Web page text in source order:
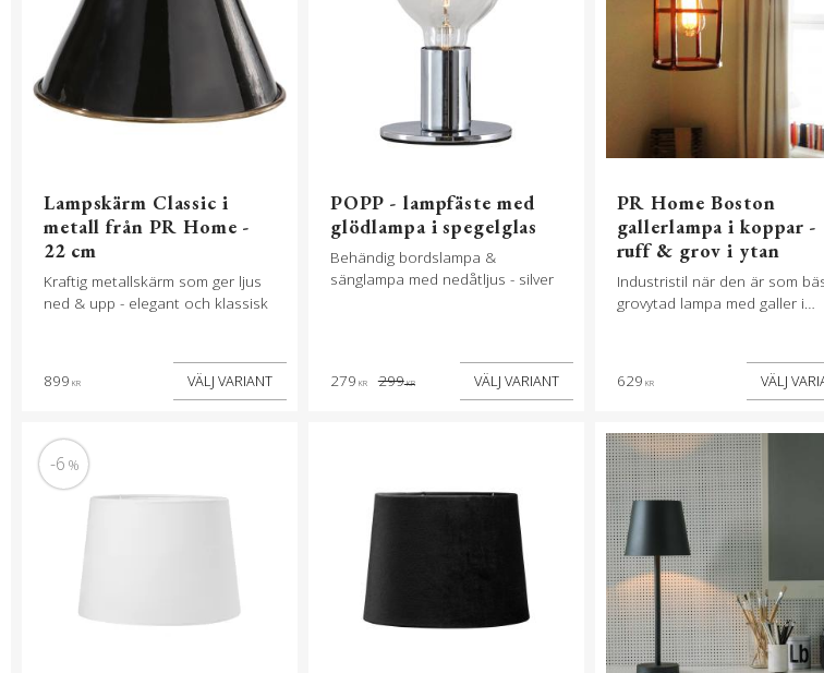
Lampskärm Classic i
metall från PR Home -
22 cm
Kraftig metallskärm som ger ljus
ned & upp - elegant och klassisk
899 KR
POPP - lampfäste med
glödlampa i spegelglas
Behändig bordslampa &
sänglampa med nedåtljus - silver
279 KR 299KR
PR Home Boston
gallerlampa i koppar -
ruff & grov i ytan
Industristil när den är som
grovytad lampa med galler i
629 KR
6 %